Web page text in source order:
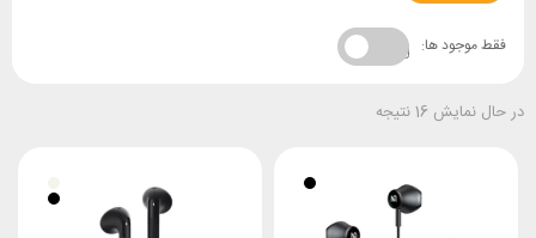
فقط موجود ها:
در حال نمایش 16 نتیجه